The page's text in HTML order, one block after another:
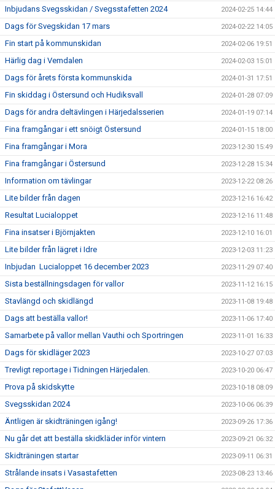
Inbjudans Svegsskidan / Svegsstafetten 2024 2024-02-25 14:44
Dags för Svegskidan 17 mars 2024-02-22 14:05
Fin start på kommunskidan 2024-02-06 19:51
Härlig dag i Vemdalen 2024-02-03 15:01
Dags för årets första kommunskida 2024-01-31 17:51
Fin skiddag i Östersund och Hudiksvall 2024-01-28 07:09
Dags för andra deltävlingen i Härjedalsserien 2024-01-19 07:14
Fina framgångar i ett snöigt Östersund 2024-01-15 18:00
Fina framgångar i Mora 2023-12-30 15:49
Fina framgångar i Östersund 2023-12-28 15:34
Information om tävlingar 2023-12-22 08:26
Lite bilder från dagen 2023-12-16 16:42
Resultat Lucialoppet 2023-12-16 11:48
Fina insatser i Björnjakten 2023-12-10 16:01
Lite bilder från lägret i Idre 2023-12-03 11:23
Inbjudan Lucialoppet 16 december 2023 2023-11-29 07:40
Sista beställningsdagen för vallor 2023-11-12 16:15
Stavlängd och skidlängd 2023-11-08 19:48
Dags att beställa vallor! 2023-11-06 17:40
Samarbete på vallor mellan Vauthi och Sportringen 2023-11-01 16:33
Dags för skidläger 2023 2023-10-27 07:03
Trevligt reportage i Tidningen Härjedalen. 2023-10-20 06:47
Prova på skidskytte 2023-10-18 08:09
Svegsskidan 2024 2023-10-06 06:39
Äntligen är skidträningen igång! 2023-09-26 17:36
Nu går det att beställa skidkläder inför vintern 2023-09-21 06:32
Skidträningen startar 2023-09-11 06:31
Strålande insats i Vasastafetten 2023-08-23 13:46